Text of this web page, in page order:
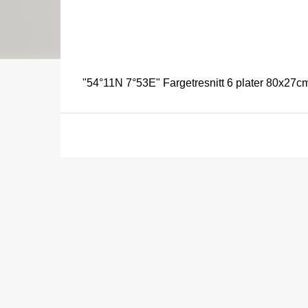
"54°11N 7°53E" Fargetresnitt 6 plater